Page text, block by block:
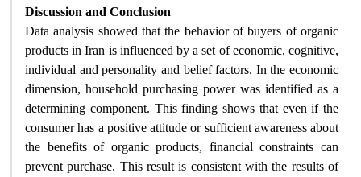
Discussion and Conclusion
Data analysis showed that the behavior of buyers of organic
products in Iran is influenced by a set of economic, cognitive,
individual and personality and belief factors. In the economic
dimension, household purchasing power was identified as a
determining component. This finding shows that even if the
consumer has a positive attitude or sufficient awareness about
the benefits of organic products, financial constraints can
prevent purchase. This result is consistent with the results of